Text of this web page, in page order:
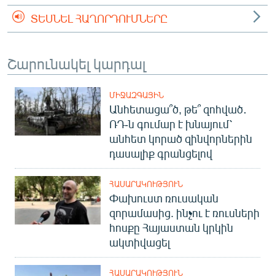
ՏԵՍՆԵԼ ՀԱՂՈՐԴՈՒՄՆԵՐԸ
Շարունակել կարդալ
ՄԻՋԱԶԳԱՅԻՆ
Անհետացա՞ծ, թե՞ զոհված․
ՌԴ-ն գումար է խնայում՝
անհետ կորած զինվորներին
դասալիք գրանցելով
ՀԱՍԱՐԱԿՈՒԹՅՈՒՆ
Փախուստ ռուսական
զորամասից. ինչու է ռուսների
հոսքը Հայաստան կրկին
ակտիվացել
ՀԱՍԱՐԱԿՈՒԹՅՈՒՆ